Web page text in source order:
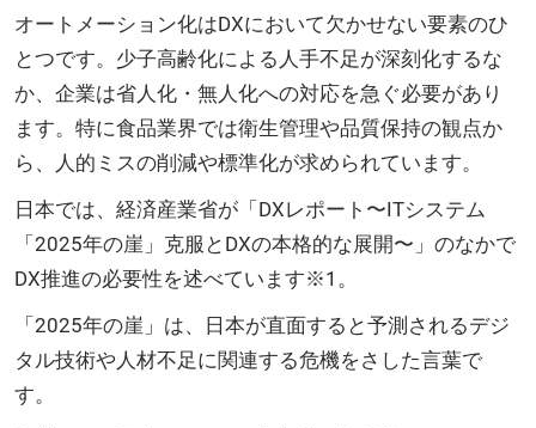
オートメーション化はDXにおいて欠かせない要素のひ
とつです。少子高齢化による人手不足が深刻化するな
か、企業は省人化・無人化への対応を急ぐ必要があり
ます。特に食品業界では衛生管理や品質保持の観点か
ら、人的ミスの削減や標準化が求められています。
日本では、経済産業省が「DXレポート〜ITシステム
「2025年の崖」克服とDXの本格的な展開〜」のなかで
DX推進の必要性を述べています※1。
「2025年の崖」は、日本が直面すると予測されるデジ
タル技術や人材不足に関連する危機をさした言葉で
す。